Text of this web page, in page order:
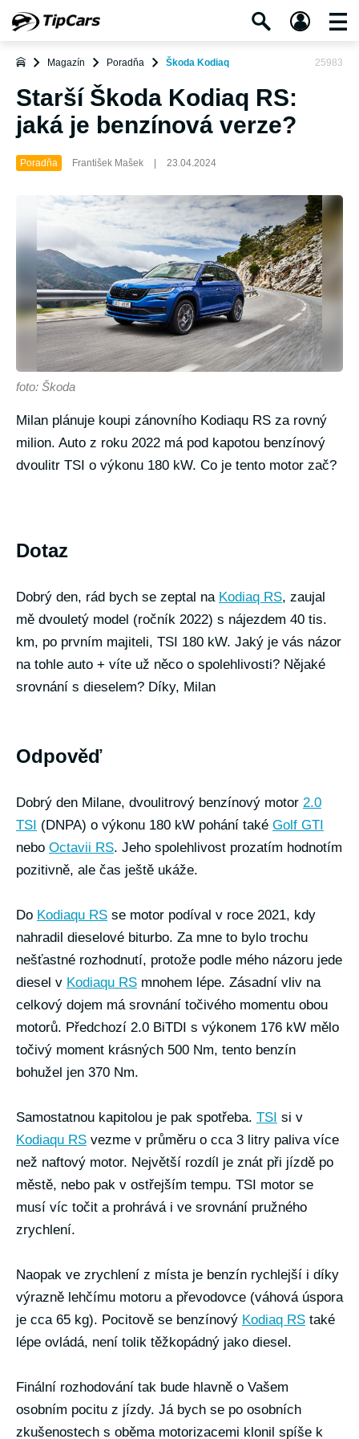
Magazín Poradňa Škoda Kodiaq 25983
Starší Škoda Kodiaq RS:
jaká je benzínová verze?
Poradňa František Mašek 23.04.2024
foto: Škoda
Milan plánuje koupi zánovního Kodiaqu RS za rovný
milion. Auto z roku 2022 má pod kapotou benzínový
dvoulitr TSI o výkonu 180 kW. Co je tento motor zač?
Dotaz
Dobrý den, rád bych se zeptal na Kodiaq RS, zaujal
mě dvouletý model (ročník 2022) s nájezdem 40 tis.
km, po prvním majiteli, TSI 180 kW. Jaký je vás názor
na tohle auto + víte už něco o spolehlivosti? Nějaké
srovnání s dieselem? Díky, Milan
Odpověď
Dobrý den Milane, dvoulitrový benzínový motor 2.0
TSI (DNPA) o výkonu 180 kW pohání také Golf GTI
nebo Octavii RS. Jeho spolehlivost prozatím hodnotím
pozitivně, ale čas ještě ukáže.
Do Kodiaqu RS se motor podíval v roce 2021, kdy
nahradil dieselové biturbo. Za mne to bylo trochu
nešťastné rozhodnutí, protože podle mého názoru jede
diesel v Kodiaqu RS mnohem lépe. Zásadní vliv na
celkový dojem má srovnání točivého momentu obou
motorů. Předchozí 2.0 BiTDI s výkonem 176 kW mělo
točivý moment krásných 500 Nm, tento benzín
bohužel jen 370 Nm.
Samostatnou kapitolou je pak spotřeba. TSI si v
Kodiaqu RS vezme v průměru o cca 3 litry paliva více
než naftový motor. Největší rozdíl je znát při jízdě po
městě, nebo pak v ostřejším tempu. TSI motor se
musí víc točit a prohrává i ve srovnání pružného
zrychlení.
Naopak ve zrychlení z místa je benzín rychlejší i díky
výrazně lehčímu motoru a převodovce (váhová úspora
je cca 65 kg). Pocitově se benzínový Kodiaq RS také
lépe ovládá, není tolik těžkopádný jako diesel.
Finální rozhodování tak bude hlavně o Vašem
osobním pocitu z jízdy. Já bych se po osobních
zkušenostech s oběma motorizacemi klonil spíše k